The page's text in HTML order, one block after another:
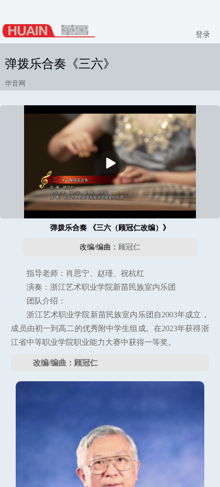
登录
弹拨乐合奏《三六》
华音网
放
弹拨乐合奏 《三六（顾冠仁改编）》
改编/编曲： 顾冠仁
指导老师：肖思宁、赵瑾、祝杭红
演奏：浙江艺术职业学院新苗民族室内乐团
团队介绍：
浙江艺术职业学院新苗民族室内乐团自2003年成立，
成员由初一到高二的优秀附中学生组成。在2023年获得浙
江省中等职业学院职业能力大赛中获得一等奖。
改编/编曲：顾冠仁